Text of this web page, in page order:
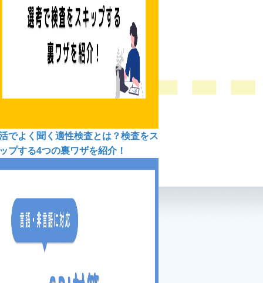
でよく聞く適性検査とは？検査をス
プする4つの裏ワザを紹介！